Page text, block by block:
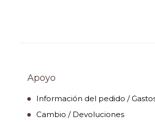
Apoyo
Información del pedido /
Cambio / Devoluciones